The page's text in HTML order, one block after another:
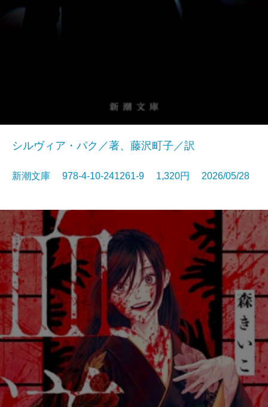
シルヴィア・パク／著、藤沢町子／訳
新潮文庫 978-4-10-241261-9 1,320円 2026/05/28